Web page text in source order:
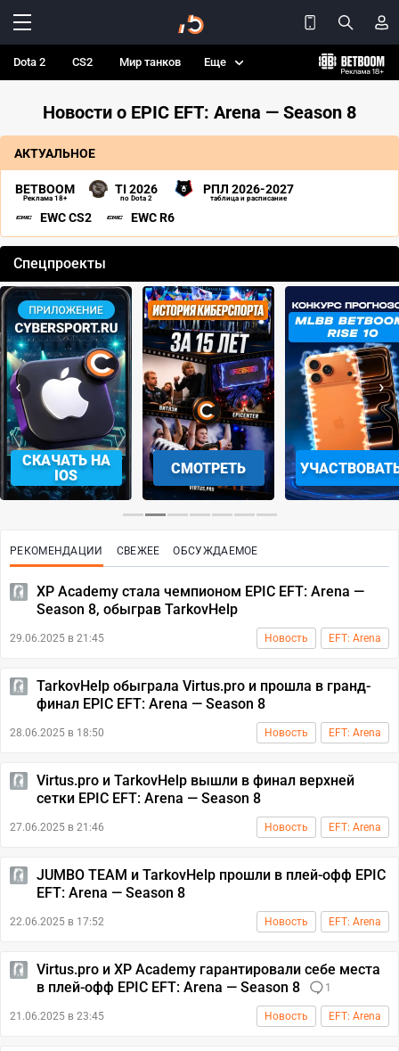
Dota 2 CS2 Мир танков Еще
Новости о EPIC EFT: Arena — Season 8
АКТУАЛЬНОЕ
BETBOOM
Реклама 18+
TI 2026
по Dota 2
РПЛ 2026-2027
таблица и расписание
EWC CS2 EWC R6
Спецпроекты
СКАЧАТЬ НА
IOS
СМОТРЕТЬ
‹ ›
РЕКОМЕНДАЦИИ СВЕЖЕЕ ОБСУЖДАЕМОЕ
XP Academy стала чемпионом EPIC EFT: Arena —
Season 8, обыграв TarkovHelp
29.06.2025 в 21:45 Новость EFT: Arena
TarkovHelp обыграла Virtus.pro и прошла в гранд-
финал EPIC EFT: Arena — Season 8
28.06.2025 в 18:50 Новость EFT: Arena
Virtus.pro и TarkovHelp вышли в финал верхней
сетки EPIC EFT: Arena — Season 8
27.06.2025 в 21:46 Новость EFT: Arena
JUMBO TEAM и TarkovHelp прошли в плей-офф EPIC
EFT: Arena — Season 8
22.06.2025 в 17:52 Новость EFT: Arena
Virtus.pro и XP Academy гарантировали себе места
в плей-офф EPIC EFT: Arena — Season 8
1
21.06.2025 в 23:45 Новость EFT: Arena